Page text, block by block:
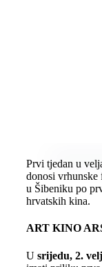
Prvi tjedan u
donosi vrhunske
u Šibeniku po
hrvatskih kina.
ART KINO
U srijedu, 2.